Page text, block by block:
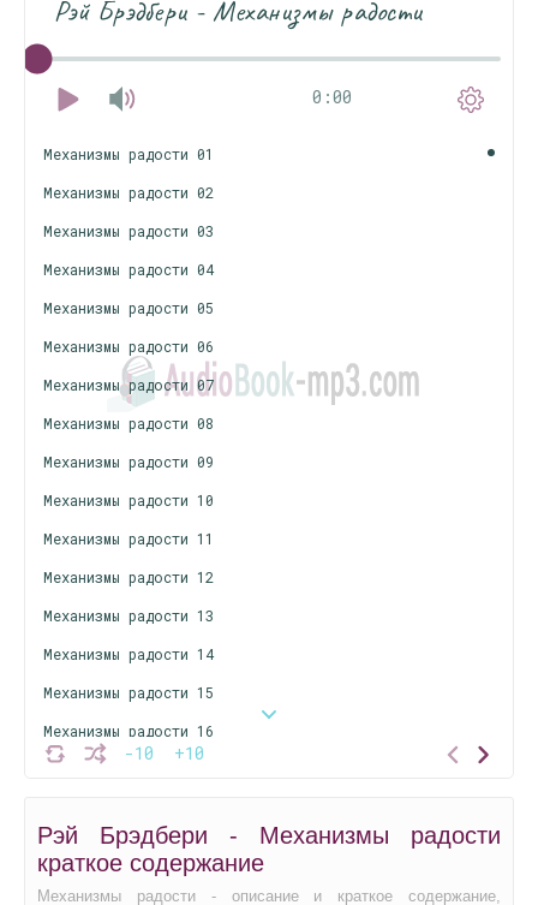
Рэй Брэдбери - Механизмы радости
0:00
-10 +10
Механизмы радости 01
Механизмы радости 02
Механизмы радости 03
Механизмы радости 04
Механизмы радости 05
Механизмы радости 06
Механизмы радости 07
Механизмы радости 08
Механизмы радости 09
Механизмы радости 10
Механизмы радости 11
Механизмы радости 12
Механизмы радости 13
Механизмы радости 14
Механизмы радости 15
Механизмы радости 16
Механизмы радости 17
Механизмы радости 19
Рэй Брэдбери - Механизмы радости
краткое содержание
Механизмы радости - описание и краткое содержание,